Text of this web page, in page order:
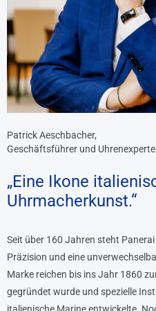
Patrick Aeschbacher,
Geschäftsführer und Uhrenexperte
„Eine Ikone
Uhrmacherkunst.“
Seit über 160 Jahren steht
Präzision und eine
Marke reichen bis ins Jahr 1860
gegründet wurde und spezielle